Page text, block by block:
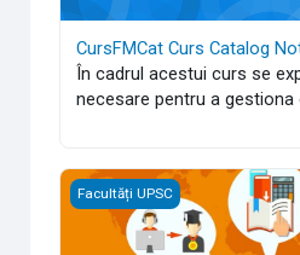
CursFMCat Curs Catalog
În cadrul acestui curs se
necesare pentru a gestiona
McoM_2 Macheta curs
Facultăți UPSC